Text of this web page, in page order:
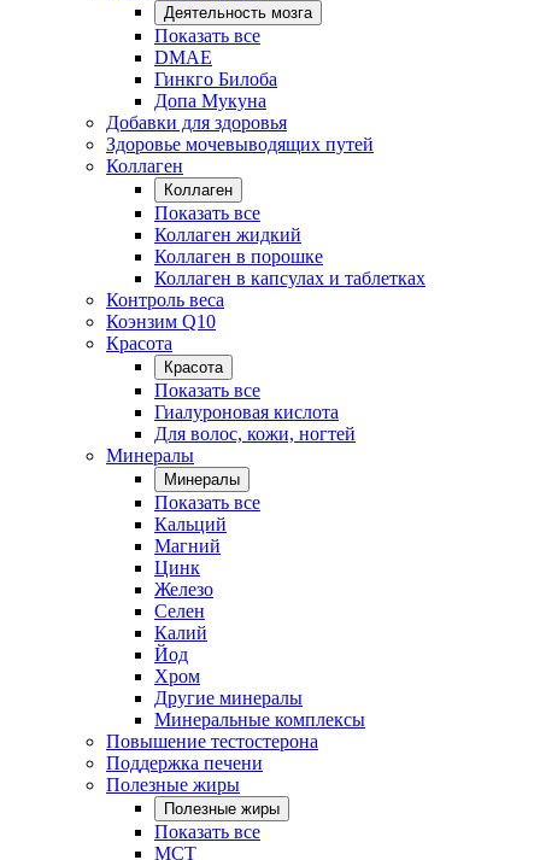
Деятельность мозга
Показать все
DMAE
Гинкго Билоба
Допа Мукуна
Добавки для здоровья
Здоровье мочевыводящих путей
Коллаген
Коллаген
Показать все
Коллаген жидкий
Коллаген в порошке
Коллаген в капсулах и таблетках
Контроль веса
Коэнзим Q10
Красота
Красота
Показать все
Гиалуроновая кислота
Для волос, кожи, ногтей
Минералы
Минералы
Показать все
Кальций
Магний
Цинк
Железо
Селен
Калий
Йод
Хром
Другие минералы
Минеральные комплексы
Повышение тестостерона
Поддержка печени
Полезные жиры
Полезные жиры
Показать все
MCT